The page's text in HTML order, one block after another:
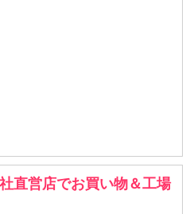
直営店でお買い物＆工場